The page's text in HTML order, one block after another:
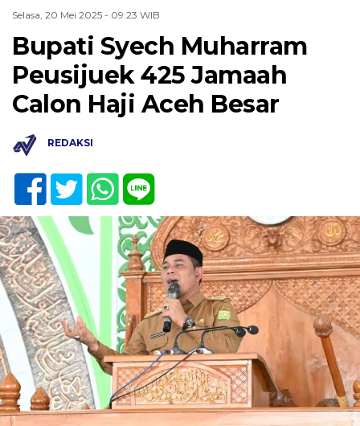
Selasa, 20 Mei 2025 - 09:23 WIB
Bupati Syech Muharram
Peusijuek 425 Jamaah
Calon Haji Aceh Besar
REDAKSI